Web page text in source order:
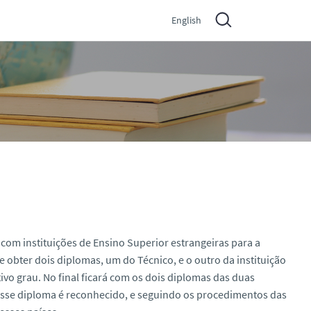
English
instituições de Ensino Superior estrangeiras para a
dois diplomas, um do Técnico, e o outro da instituição
grau. No final ficará com os dois diplomas das duas
diploma é reconhecido, e seguindo os procedimentos das